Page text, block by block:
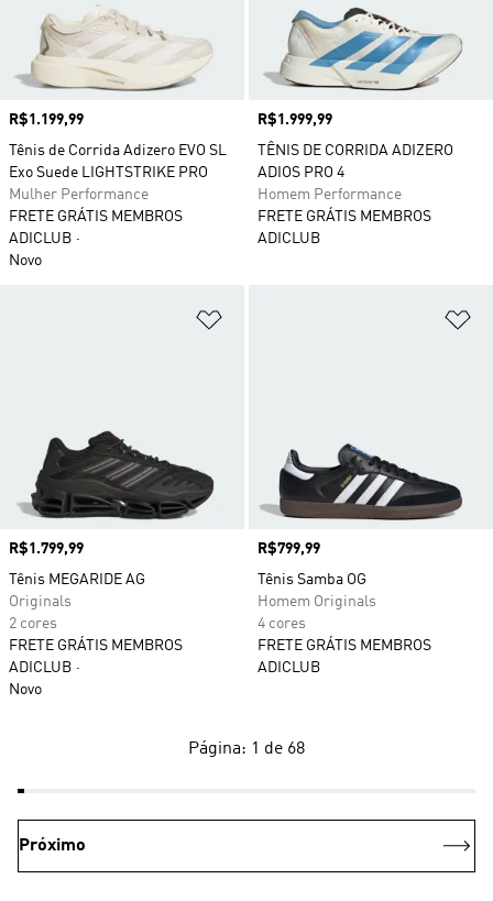
Preço
R$1.199,99
Tênis de Corrida Adizero EVO SL
Exo Suede LIGHTSTRIKE PRO
Mulher Performance
FRETE GRÁTIS MEMBROS
ADICLUB
Novo
Preço
R$1.999,99
TÊNIS DE CORRIDA ADIZERO
ADIOS PRO 4
Homem Performance
FRETE GRÁTIS MEMBROS
ADICLUB
Preço
R$1.799,99
Tênis MEGARIDE AG
Originals
2 cores
FRETE GRÁTIS MEMBROS
ADICLUB
Novo
Preço
R$799,99
Tênis Samba OG
Homem Originals
4 cores
FRETE GRÁTIS MEMBROS
ADICLUB
Página: 1 de 68
Próximo